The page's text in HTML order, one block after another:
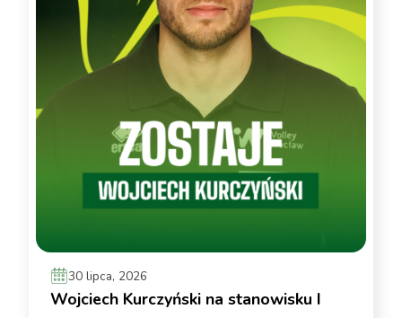
30 lipca, 2026
Wojciech Kurczyński na stanowisku I